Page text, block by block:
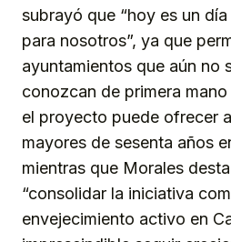
subrayó que “hoy es un
para nosotros”, ya que
ayuntamientos que aún no
conozcan de primera
el proyecto puede ofrecer
mayores de sesenta años
mientras que Morales
“consolidar la iniciativa
envejecimiento activo en